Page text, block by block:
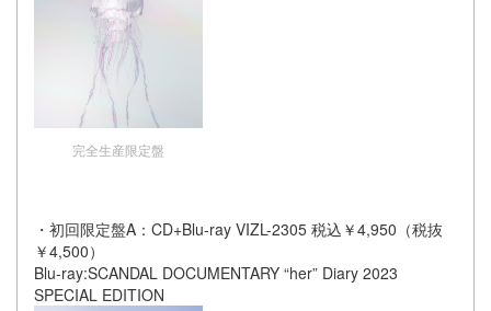
完全生産限定盤
・初回限定盤A：CD+Blu-ray VIZL-2305 税込￥4,950（税抜
￥4,500）
Blu-ray:SCANDAL DOCUMENTARY “her” Diary 2023
SPECIAL EDITION